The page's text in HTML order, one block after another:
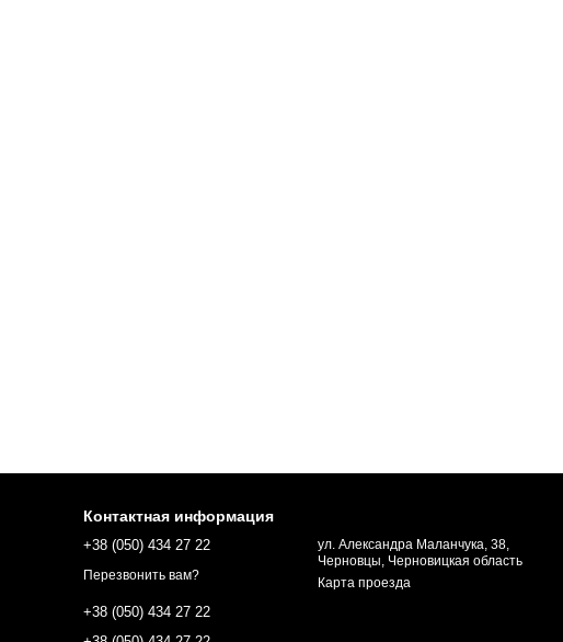
Контактная информация
+38 (050) 434 27 22
Перезвонить вам?
+38 (050) 434 27 22
ул. Александра Маланчука, 38,
Черновцы, Черновицкая область
Карта проезда